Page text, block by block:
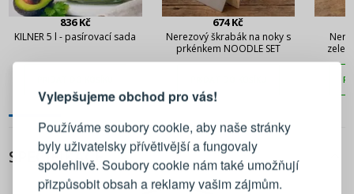
Vylepšujeme obchod pro vás!
Používáme soubory cookie, aby naše stránky
byly uživatelsky přívětivější a fungovaly
spolehlivě. Soubory cookie nám také umožňují
přizpůsobit obsah a reklamy vašim zájmům.
836 Kč
KILNER 5 l - pasírovací sada
674 Kč
Nerezový škrabák na noky s
prkénkem NOODLE SET
SPECIFIKACE
REGISTRACE
Přihlaste se ke svému účtu
Emailová adresa